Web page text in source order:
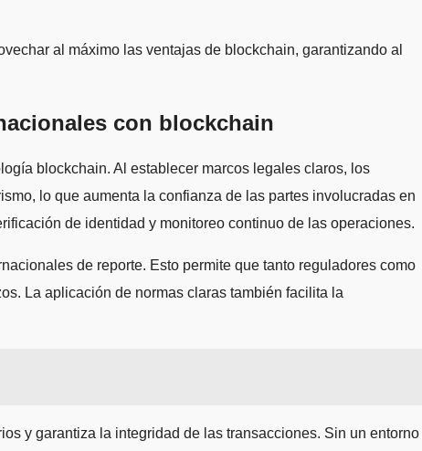
al máximo las ventajas de blockchain, garantizando al
con blockchain
blockchain. Al establecer marcos legales claros, los
lo que aumenta la confianza de las partes involucradas en
de identidad y monitoreo continuo de las operaciones.
de reporte. Esto permite que tanto reguladores como
La aplicación de normas claras también facilita la
y garantiza la integridad de las transacciones. Sin un entorno